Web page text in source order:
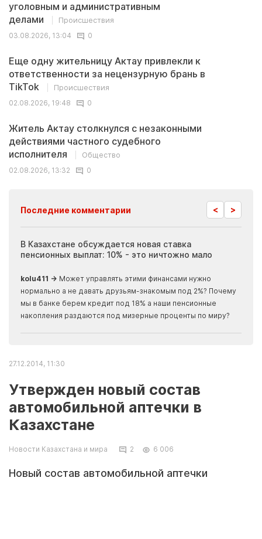
уголовным и административным
делами
Происшествия
03.08.2026, 13:04
0
Еще одну жительницу Актау привлекли к
ответственности за нецензурную брань в
TikTok
Происшествия
02.08.2026, 19:48
0
Житель Актау столкнулся с незаконными
действиями частного судебного
исполнителя
Общество
02.08.2026, 13:32
0
Последние комментарии < >
В Казахстане обсуждается новая ставка
пенсионных выплат: 10% - это ничтожно мало
kolu411 → Может управлять этими финансами нужно
нормально а не давать друзьям-знакомым под 2%? Почему
мы в банке берем кредит под 18% а наши пенсионные
накопления раздаются под мизерные проценты по миру?
27.12.2014, 11:30
Утвержден новый состав
автомобильной аптечки в
Казахстане
Новости Казахстана и мира 2 6 006
Новый состав автомобильной аптечки